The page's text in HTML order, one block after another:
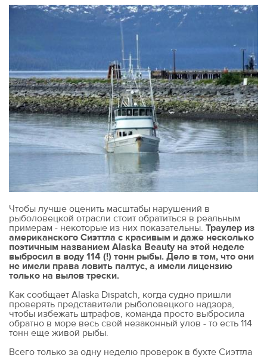
Чтобы лучше оценить масштабы нарушений в
рыболовецкой отрасли стоит обратиться в реальным
примерам - некоторые из них показательны. Траулер из
американского Сиэттла с красивым и даже несколько
поэтичным названием Alaska Beauty на этой неделе
выбросил в воду 114 (!) тонн рыбы. Дело в том, что они
не имели права ловить палтус, а имели лицензию
только на вылов трески.
Как сообщает Alaska Dispatch, когда судно пришли
проверять представители рыболовецкого надзора,
чтобы избежать штрафов, команда просто выбросила
обратно в море весь свой незаконный улов - то есть 114
тонн еще живой рыбы.
Всего только за одну неделю проверок в бухте Сиэттла